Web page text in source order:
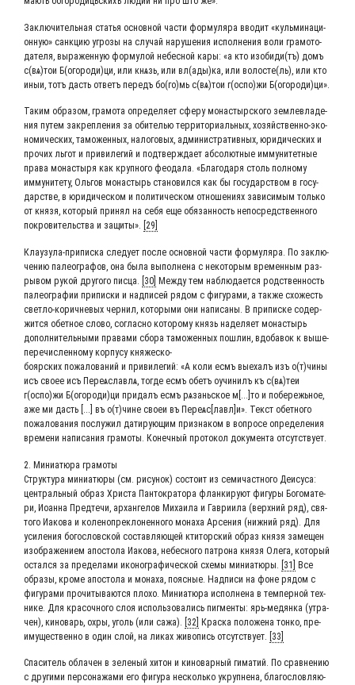
Заклю­чи­тель­ная ста­тья основ­ной части фор­му­ля­ра вво­дит «куль­ми­на­ци­
он­ную» санк­цию угро­зы на слу­чай нару­ше­ния испол­не­ния воли гра­мо­то­
да­те­ля, выра­жен­ную фор­му­лой небес­ной кары: «а кто изобиди(тъ) домъ
с(вѧ)тои Б(огороди)ци, или кнѧзь, или вл(ады)ка, или волосте(ль), или кто
иныи, тотъ дасть ответъ передъ бо(го)мь с(вѧ)тои г(оспо)жи Б(огороди)ци».
Таким обра­зом, гра­мо­та опре­де­ля­ет сфе­ру мона­стыр­ско­го зем­ле­вла­де­
ния путем закреп­ле­ния за оби­те­лью тер­ри­то­ри­аль­ных, хозяй­ствен­но-эко­
но­ми­че­ских, тамо­жен­ных, нало­го­вых, адми­ни­стра­тив­ных, юри­ди­че­ских и
про­чих льгот и при­ви­ле­гий и под­твер­жда­ет абсо­лют­ные имму­ни­тет­ные
пра­ва мона­сты­ря как круп­но­го фео­да­ла. «Бла­го­да­ря столь пол­но­му
имму­ни­те­ту, Оль­гов мона­стырь ста­но­вил­ся как бы госу­дар­ством в госу­
дар­стве, в юри­ди­че­ском и поли­ти­че­ском отно­ше­ни­ях зави­си­мым толь­ко
от кня­зя, кото­рый при­нял на себя еще обя­зан­ность непо­сред­ствен­но­го
покро­ви­тель­ства и защи­ты». [29]
Кла­у­зу­ла-при­пис­ка сле­ду­ет после основ­ной части фор­му­ля­ра. По заклю­
че­нию палео­гра­фов, она была выпол­не­на с неко­то­рым вре­мен­ным раз­
ры­вом рукой дру­го­го пис­ца. [30] Меж­ду тем наблю­да­ет­ся род­ствен­ность
палео­гра­фии при­пис­ки и над­пи­сей рядом с фигу­ра­ми, а так­же схо­жесть
свет­ло-корич­не­вых чер­нил, кото­ры­ми они напи­са­ны. В при­пис­ке содер­
жит­ся обет­ное сло­во, соглас­но кото­ро­му князь наде­ля­ет мона­стырь
допол­ни­тель­ны­ми пра­ва­ми сбо­ра тамо­жен­ных пошлин, вдо­ба­вок к выше­
пе­ре­чис­лен­но­му кор­пу­су княжеско-
бояр­ских пожа­ло­ва­ний и при­ви­ле­гий: «А коли есмъ выехалъ изъ о(т)чины
исъ сво­ее исъ Переѧ­слав­лѧ, тогде есмъ обетъ оучи­нилъ къ с(вѧ)теи
г(оспо)жи Б(огороди)ци при­далъ есмъ рѧзань­ское м[...]то и побе­ре­жь­ное,
аже ми дасть [...] въ о(т)чине сво­еи въ Переѧс[лавл]и». Текст обет­но­го
пожа­ло­ва­ния послу­жил дати­ру­ю­щим при­зна­ком в вопро­се опре­де­ле­ния
вре­ме­ни напи­са­ния гра­мо­ты. Конеч­ный про­то­кол доку­мен­та отсутствует.
2. Мини­а­тю­ра грамоты
Струк­ту­ра мини­а­тю­ры (см. рису­нок) состо­ит из семи­част­но­го Деи­су­са:
цен­траль­ный образ Хри­ста Пан­то­кра­то­ра флан­ки­ру­ют фигу­ры Бого­ма­те­
ри, Иоан­на Пред­те­чи, архан­ге­лов Миха­и­ла и Гав­ри­и­ла (верх­ний ряд), свя­
то­го Иако­ва и коле­но­пре­кло­нен­но­го мона­ха Арсе­ния (ниж­ний ряд). Для
уси­ле­ния бого­слов­ской состав­ля­ю­щей кти­тор­ский образ кня­зя заме­щен
изоб­ра­же­ни­ем апо­сто­ла Иако­ва, небес­но­го патро­на кня­зя Оле­га, кото­рый
остал­ся за пре­де­ла­ми ико­но­гра­фи­че­ской схе­мы мини­а­тю­ры.
[31] Все
обра­зы, кро­ме апо­сто­ла и мона­ха, пояс­ные. Над­пи­си на фоне рядом с
фигу­ра­ми про­чи­ты­ва­ют­ся пло­хо. Мини­а­тю­ра испол­не­на в тем­пер­ной тех­
ни­ке. Для кра­соч­но­го слоя исполь­зо­ва­лись пиг­мен­ты: ярь-медян­ка (утра­
чен), кино­варь, охры, уголь (или сажа).
[32] Крас­ка поло­же­на тон­ко, пре­
иму­ще­ствен­но в один слой, на ликах живо­пись отсут­ству­ет.
[33]
Спа­си­тель обла­чен в зеле­ный хитон и кино­вар­ный гима­тий. По срав­не­нию
с дру­ги­ми пер­со­на­жа­ми его фигу­ра несколь­ко укруп­не­на, бла­го­слов­ля­ю­